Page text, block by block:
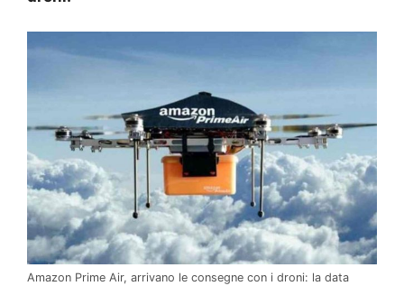
Amazon Prime Air, arrivano le consegne con i droni: la data